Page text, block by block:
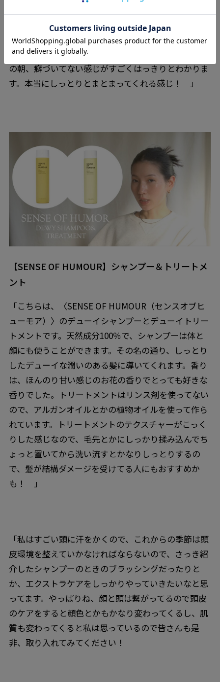
水効果の高いビタミンB5とかシアバターとかが入って
いるのでかなりしっとり仕上がります。かなりボリュ
ームを抑えてくれるような感じで、夜に使うと次の日
の朝、癖づいてない感じがすごくはっきりとわかりま
す。本当にしっとりとまとまってくれる感じ！ 」
【SENSE OF HUMOUR】シャンプー＆トリートメ
ント
「こちらは、〈SENSE OF HUMOUR（センスオブヒ
ューモア）〉のデューイシャンプーとデューイトリー
トメントです。天然成分100％で、シャンプーは体と
顔にも使うことができます。その名の通り、しっとり
したデューイな潤いのある髪に導いてくれます。香り
は、ほんのり甘い感じのお花の香りでとっても好きな
香りでした。トリートメントはリンス剤を使ってない
ので、アルガンオイルとかの植物オイルを使って作ら
れています。トリートメントのテクスチャーがこっく
りした感じなので、毛先とかにしっかり揉み込んでち
ょっと置いてから洗い流すとかなりしっとりするの
で、髪が結構ダメージを受けてる人にもおすすめか
も！ 」
「私はすごい頭に汗をかくので、これからの季節は頭
皮環境を整えていかなければならないので、さっき紹
介したシャンプーのときのブラッシングだったりと
か、エクストラケアをしっかりやっていきたいなと思
ってます。やっぱりね、顔と頭は繋がってるので頭皮
のケアをすると顔色とかもかなり変わってくるし、肌
質も変わってくると私は思っているので皆さんも是
非、取り入れてみてください！